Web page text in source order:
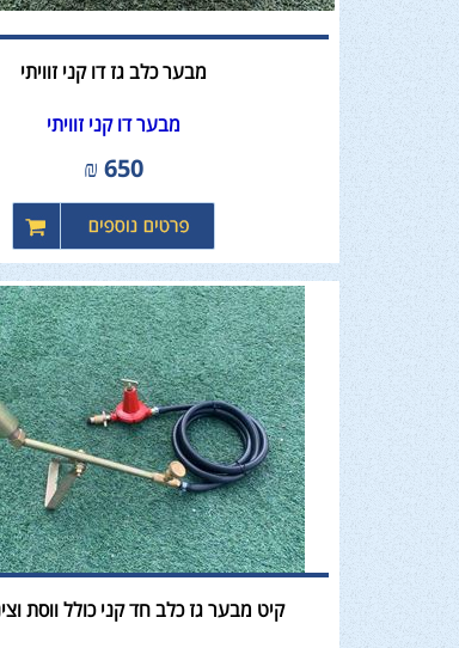
מבער כלב גז דו קני זוויתי
מבער דו קני זוויתי
650
₪
קיט מבער גז כלב חד קני כולל ווסת